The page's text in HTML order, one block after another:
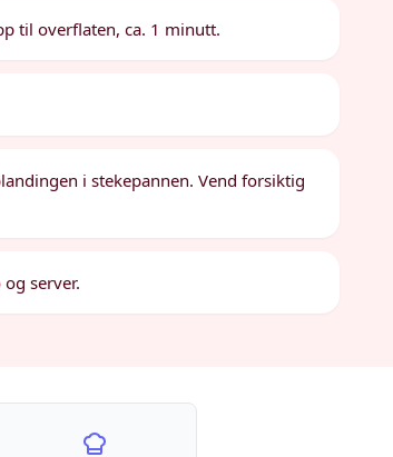
til overflaten, ca. 1 minutt.
i stekepannen. Vend forsiktig
server.